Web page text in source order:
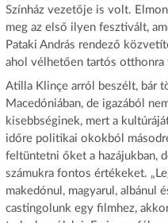
Színház vezetője is volt.
meg az első ilyen fesztivált,
Pataki András rendező
ahol vélhetően tartós otthonra
Atilla Klinçe arról beszélt, bár
Macedóniában, de igazából
kisebbséginek, mert a
időre politikai okokból
feltüntetni őket a hazájukban,
számukra fontos értékeket.
makedónul, magyarul, albánul
castingolunk egy filmhez,